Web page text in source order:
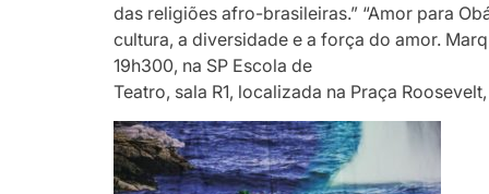
das religiões afro-brasileiras.” “Amor para
cultura, a diversidade e a força do amor.
19h300, na SP Escola de
Teatro, sala R1, localizada na Praça